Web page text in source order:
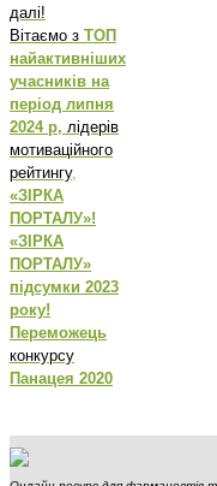
далі!
Вітаємо з ТОП
найактивніших
учасників на
період липня
2024 р, лідерів
мотиваційного
рейтингу,
«ЗІРКА
ПОРТАЛУ»!
«ЗІРКА
ПОРТАЛУ»
підсумки 2023
року!
Переможець
конкурсу
Панацея 2020